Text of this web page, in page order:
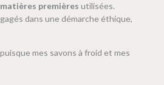
premières utilisées.
dans une démarche éthique,
mes savons à froid et mes